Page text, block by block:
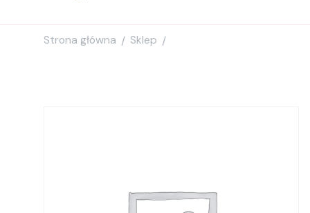
Strona główna / Sklep /